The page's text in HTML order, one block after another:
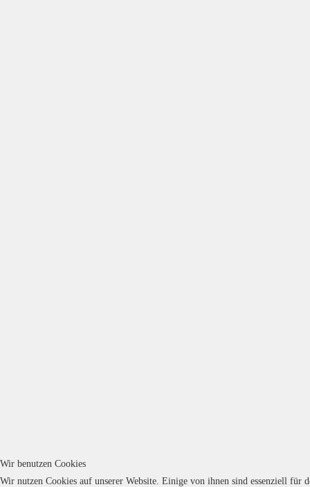
Wir benutzen Cookies
Wir nutzen Cookies auf unserer Website. Einige von ihnen sind essenziell für